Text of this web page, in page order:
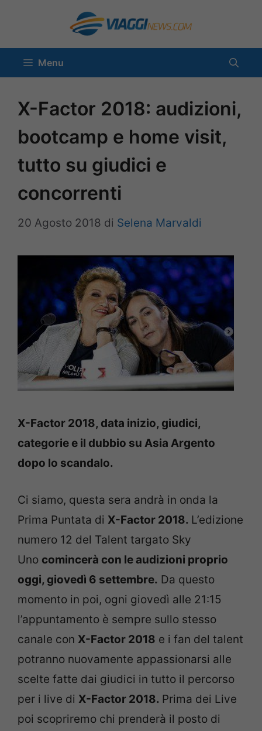
contenuto
Menu
X-Factor 2018: audizioni,
bootcamp e home visit,
tutto su giudici e
concorrenti
20 Agosto 2018 di Selena Marvaldi
X-Factor 2018, data inizio, giudici,
categorie e il dubbio su Asia Argento
dopo lo scandalo.
Ci siamo, questa sera andrà in onda la
Prima Puntata di X-Factor 2018. L’edizione
numero 12 del Talent targato Sky
Uno comincerà con le audizioni proprio
oggi, giovedì 6 settembre. Da questo
momento in poi, ogni giovedì alle 21:15
l’appuntamento è sempre sullo stesso
canale con X-Factor 2018 e i fan del talent
potranno nuovamente appassionarsi alle
scelte fatte dai giudici in tutto il percorso
per i live di X-Factor 2018. Prima dei Live
poi scopriremo chi prenderà il posto di